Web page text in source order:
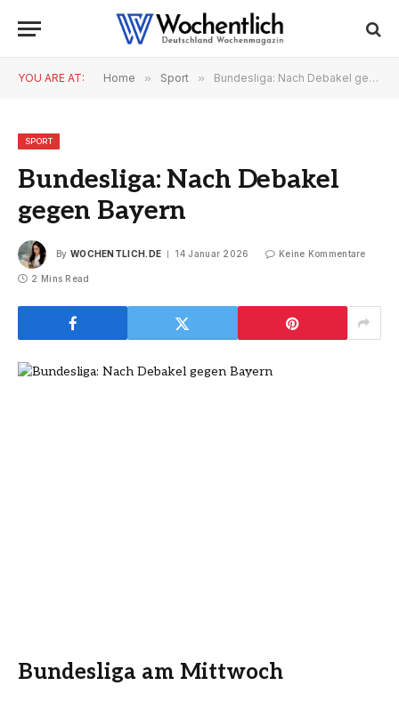
YOU ARE AT: Home » Sport » Bundesliga: Nach Debakel gegen Bayern
SPORT
Bundesliga: Nach Debakel
gegen Bayern
By WOCHENTLICH.DE 14 Januar 2026 Keine Kommentare
2 Mins Read
Bundesliga am Mittwoch